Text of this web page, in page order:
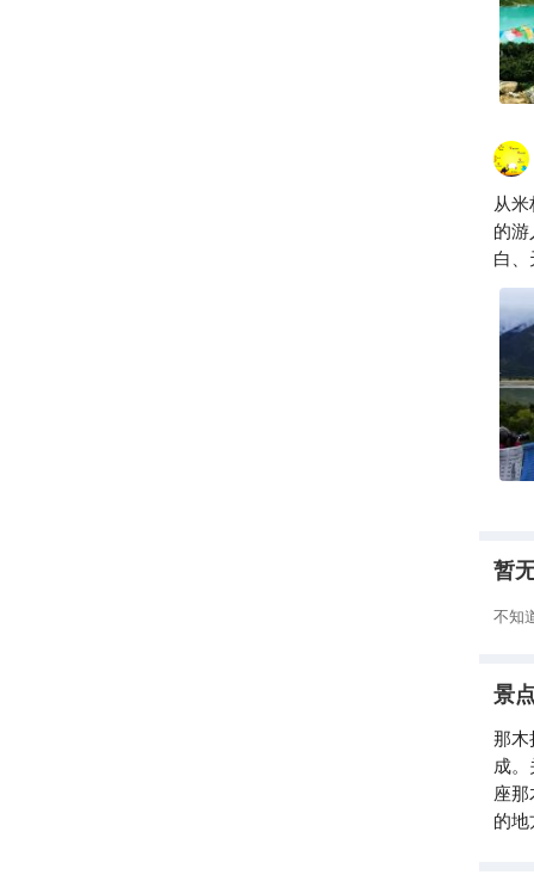
从
的游
白、
瓢
暂
不知
景
那木
成
座
的